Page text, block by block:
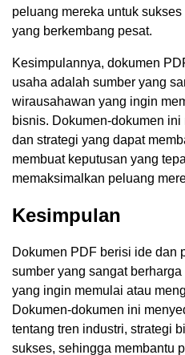
peluang mereka untuk
yang berkembang pesat.
Kesimpulannya, dokumen
usaha adalah sumber yang
wirausahawan yang ingin
bisnis. Dokumen-dokumen
dan strategi yang dapat
membuat keputusan yang
memaksimalkan peluang
Kesimpulan
Dokumen PDF berisi ide dan
sumber yang sangat
yang ingin memulai atau
Dokumen-dokumen ini
tentang tren industri, strategi
sukses, sehingga membantu